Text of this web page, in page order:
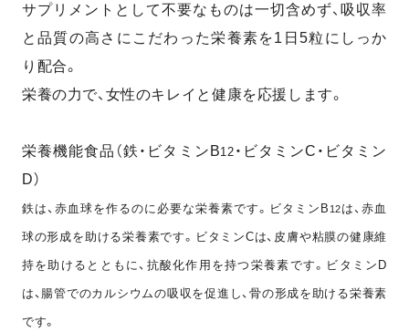
サプリメントとして不要なものは一切含めず、吸収率
と品質の高さにこだわった栄養素を1日5粒にしっか
り配合。
栄養の力で、女性のキレイと健康を応援します。
栄養機能食品（鉄・ビタミンB12 ・ビタミンC・ビタミン
D）
鉄は、赤血球を作るのに必要な栄養素です。ビタミンB 12は、赤血
球の形成を助ける栄養素です。ビタミンCは、皮膚や粘膜の健康維
持を助けるとともに、抗酸化作用を持つ栄養素です。ビタミンD
は、腸管でのカルシウムの吸収を促進し、骨の形成を助ける栄養素
です。